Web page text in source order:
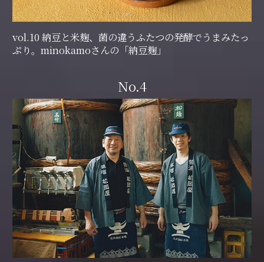
vol.10 納豆と米麹、菌の違うふたつの発酵でうまみたっ
ぷり。minokamoさんの「納豆麹」
No.4